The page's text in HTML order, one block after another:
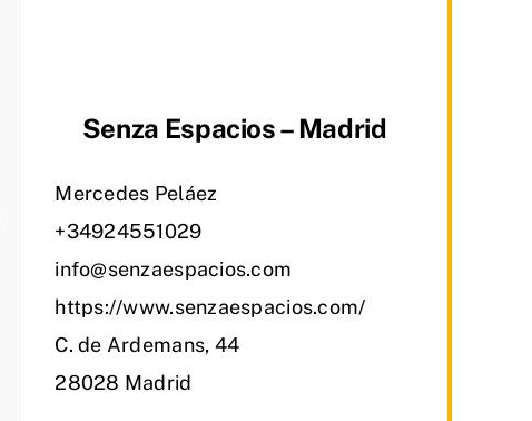
Senza Espacios – Madrid
Mercedes Peláez
+34924551029
info@senzaespacios.com
https://www.senzaespacios.com/
C. de Ardemans, 44
28028 Madrid